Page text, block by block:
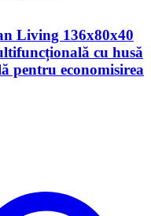
Living 136x80x40
cu husă
pentru economisirea